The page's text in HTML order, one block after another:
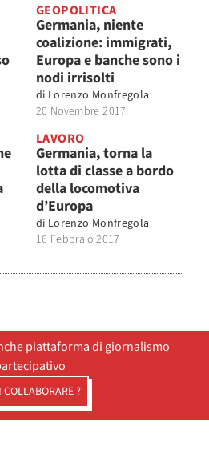
GEOPOLITICA
Germania, niente
coalizione: immigrati,
Europa e banche sono i
nodi irrisolti
di Lorenzo Monfregola
20 Novembre 2017
LAVORO
Germania, torna la
lotta di classe a bordo
della locomotiva
d’Europa
di Lorenzo Monfregola
16 Febbraio 2017
piattaforma di giornalismo
COLLABORARE ?